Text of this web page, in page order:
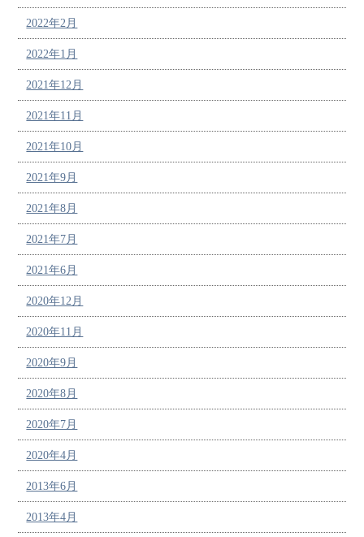
2022年2月
2022年1月
2021年12月
2021年11月
2021年10月
2021年9月
2021年8月
2021年7月
2021年6月
2020年12月
2020年11月
2020年9月
2020年8月
2020年7月
2020年4月
2013年6月
2013年4月